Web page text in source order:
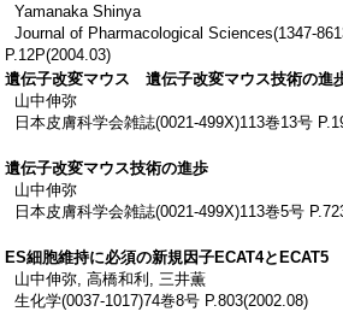
Yamanaka Shinya
Journal of Pharmacological Sciences(1347-
P.12P(2004.03)
遺伝子改変マウス 遺伝子改変マウス技術の進
山中伸弥
日本皮膚科学会雑誌(0021-499X)113巻13号
遺伝子改変マウス技術の進歩
山中伸弥
日本皮膚科学会雑誌(0021-499X)113巻5号
ES細胞維持に必須の新規因子ECAT4とECAT5
山中伸弥, 高橋和利, 三井薫
生化学(0037-1017)74巻8号 P.803(2002.08)